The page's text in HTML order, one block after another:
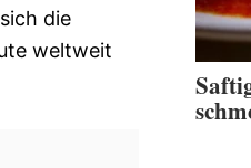
die
weltweit